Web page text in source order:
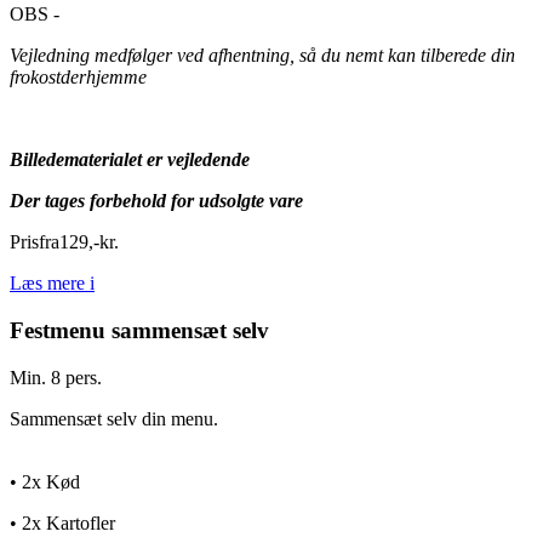
OBS -
Vejledning medfølger ved afhentning, så du nemt kan tilberede din
frokostderhjemme
Billedematerialet er vejledende
Der tages forbehold for udsolgte vare
Prisfra129,-kr.
Læs mere i
Festmenu sammensæt selv
Min. 8 pers.
Sammensæt selv din menu.
• 2x Kød
• 2x Kartofler